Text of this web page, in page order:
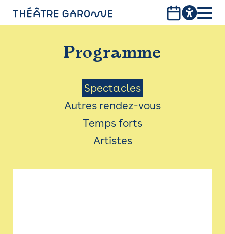
PROGRAMME
INFOS PRATIQUES
AVEC LES PUBLICS
ACCESSIBILITÉ
LES PRODUCTIONS
Programme
Menu
Saison
Spectacles
Autres rendez-vous
Temps forts
Artistes